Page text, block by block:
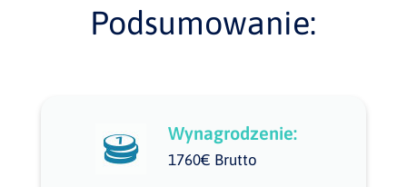
Podsumowanie:
Wynagrodzenie:
1760€ Brutto